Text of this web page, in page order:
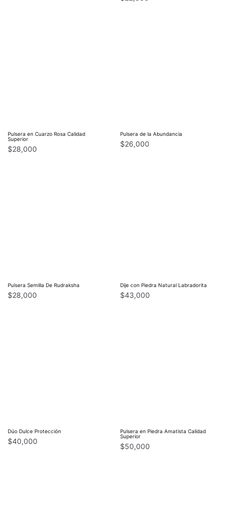
Pulsera en Cuarzo Rosa Calidad
Superior
$28,000
Pulsera de la Abundancia
$26,000
Pulsera Semilla De Rudraksha
$28,000
Dije con Piedra Natural Labradorita
$43,000
Dúo Dulce Protección
$40,000
Pulsera en Piedra Amatista Calidad
Superior
$50,000